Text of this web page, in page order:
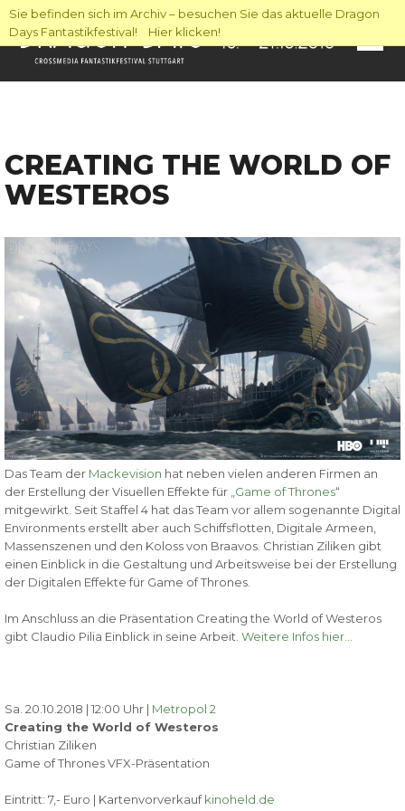
Sie befinden sich im Archiv – besuchen Sie das aktuelle Dragon
Days Fantastikfestival! Hier klicken!
CREATING THE WORLD OF
WESTEROS
Das Team der Mackevision hat neben vielen anderen Firmen an
der Erstellung der Visuellen Effekte für „Game of Thrones“
mitgewirkt. Seit Staffel 4 hat das Team vor allem sogenannte Digital
Environments erstellt aber auch Schiffsflotten, Digitale Armeen,
Massenszenen und den Koloss von Braavos. Christian Ziliken gibt
einen Einblick in die Gestaltung und Arbeitsweise bei der Erstellung
der Digitalen Effekte für Game of Thrones.
Im Anschluss an die Präsentation Creating the World of Westeros
gibt Claudio Pilia Einblick in seine Arbeit. Weitere Infos hier…
Sa. 20.10.2018 | 12:00 Uhr | Metropol 2
Creating the World of Westeros
Christian Ziliken
Game of Thrones VFX-Präsentation
Eintritt: 7,- Euro | Kartenvorverkaufkinoheld.de